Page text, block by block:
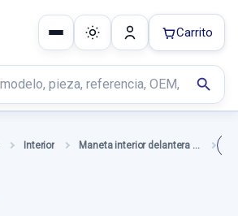
search
Carrito
Interior Maneta interior delantera derecha